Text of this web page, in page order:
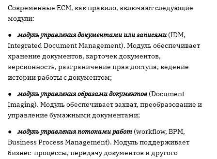
Современные ECM, как правило, включают следующие
модули:
●модуль управления документамиили записями(IDM,
Integrated Document Management). Модуль обеспечивает
хранение документов, карточек документов,
версионность, разграничение прав доступа, ведение
истории работы с документом;
●модуль управления образами документов (Document
Imaging). Модуль обеспечивает захват, преобразование и
управление бумажными документами;
●модульуправленияпотокамиработ (workflow, BPM,
Business Process Management). Модуль поддерживает
бизнес-процессы, передачу документов и другого